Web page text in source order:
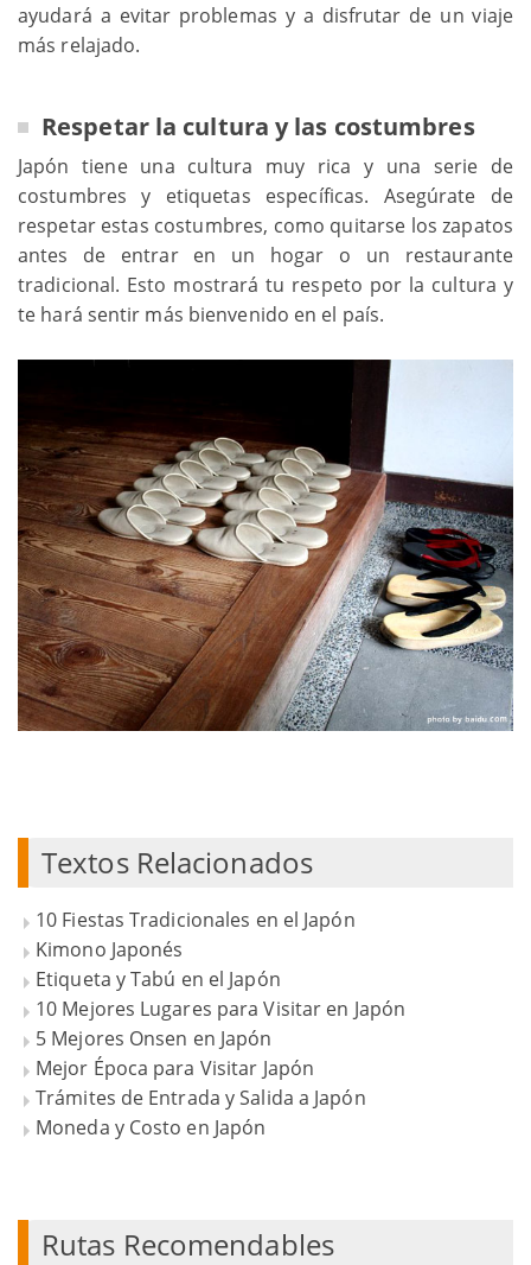
ayudará a evitar problemas y a disfrutar de un viaje
más relajado.
Respetar la cultura y las costumbres
Japón tiene una cultura muy rica y una serie de
costumbres y etiquetas específicas. Asegúrate de
respetar estas costumbres, como quitarse los zapatos
antes de entrar en un hogar o un restaurante
tradicional. Esto mostrará tu respeto por la cultura y
te hará sentir más bienvenido en el país.
Textos Relacionados
10 Fiestas Tradicionales en el Japón
Kimono Japonés
Etiqueta y Tabú en el Japón
10 Mejores Lugares para Visitar en Japón
5 Mejores Onsen en Japón
Mejor Época para Visitar Japón
Trámites de Entrada y Salida a Japón
Moneda y Costo en Japón
Rutas Recomendables